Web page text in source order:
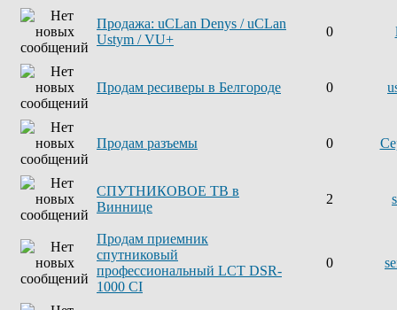
Продажа: uCLan Denys / uCLan
Ustym / VU+
0
Продам ресиверы в Белгороде 0
Продам разъемы 0
СПУТНИКОВОЕ ТВ в
Виннице
2
Продам приемник
спутниковый
профессиональный LCT DSR-
1000 CI
0